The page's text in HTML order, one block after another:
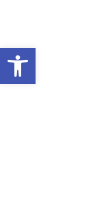
Open toolbar